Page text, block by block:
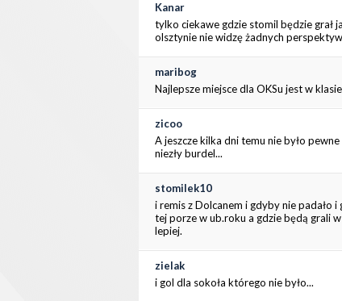
Kanar
tylko ciekawe gdzie stomil będzie grał
olsztynie nie widzę żadnych
maribog
Najlepsze miejsce dla OKSu jest w
zicoo
A jeszcze kilka dni temu nie było
niezły burdel...
stomilek10
i remis z Dolcanem i gdyby nie padało
tej porze w ub.roku a gdzie będą grali
lepiej.
zielak
i gol dla sokoła którego nie było...